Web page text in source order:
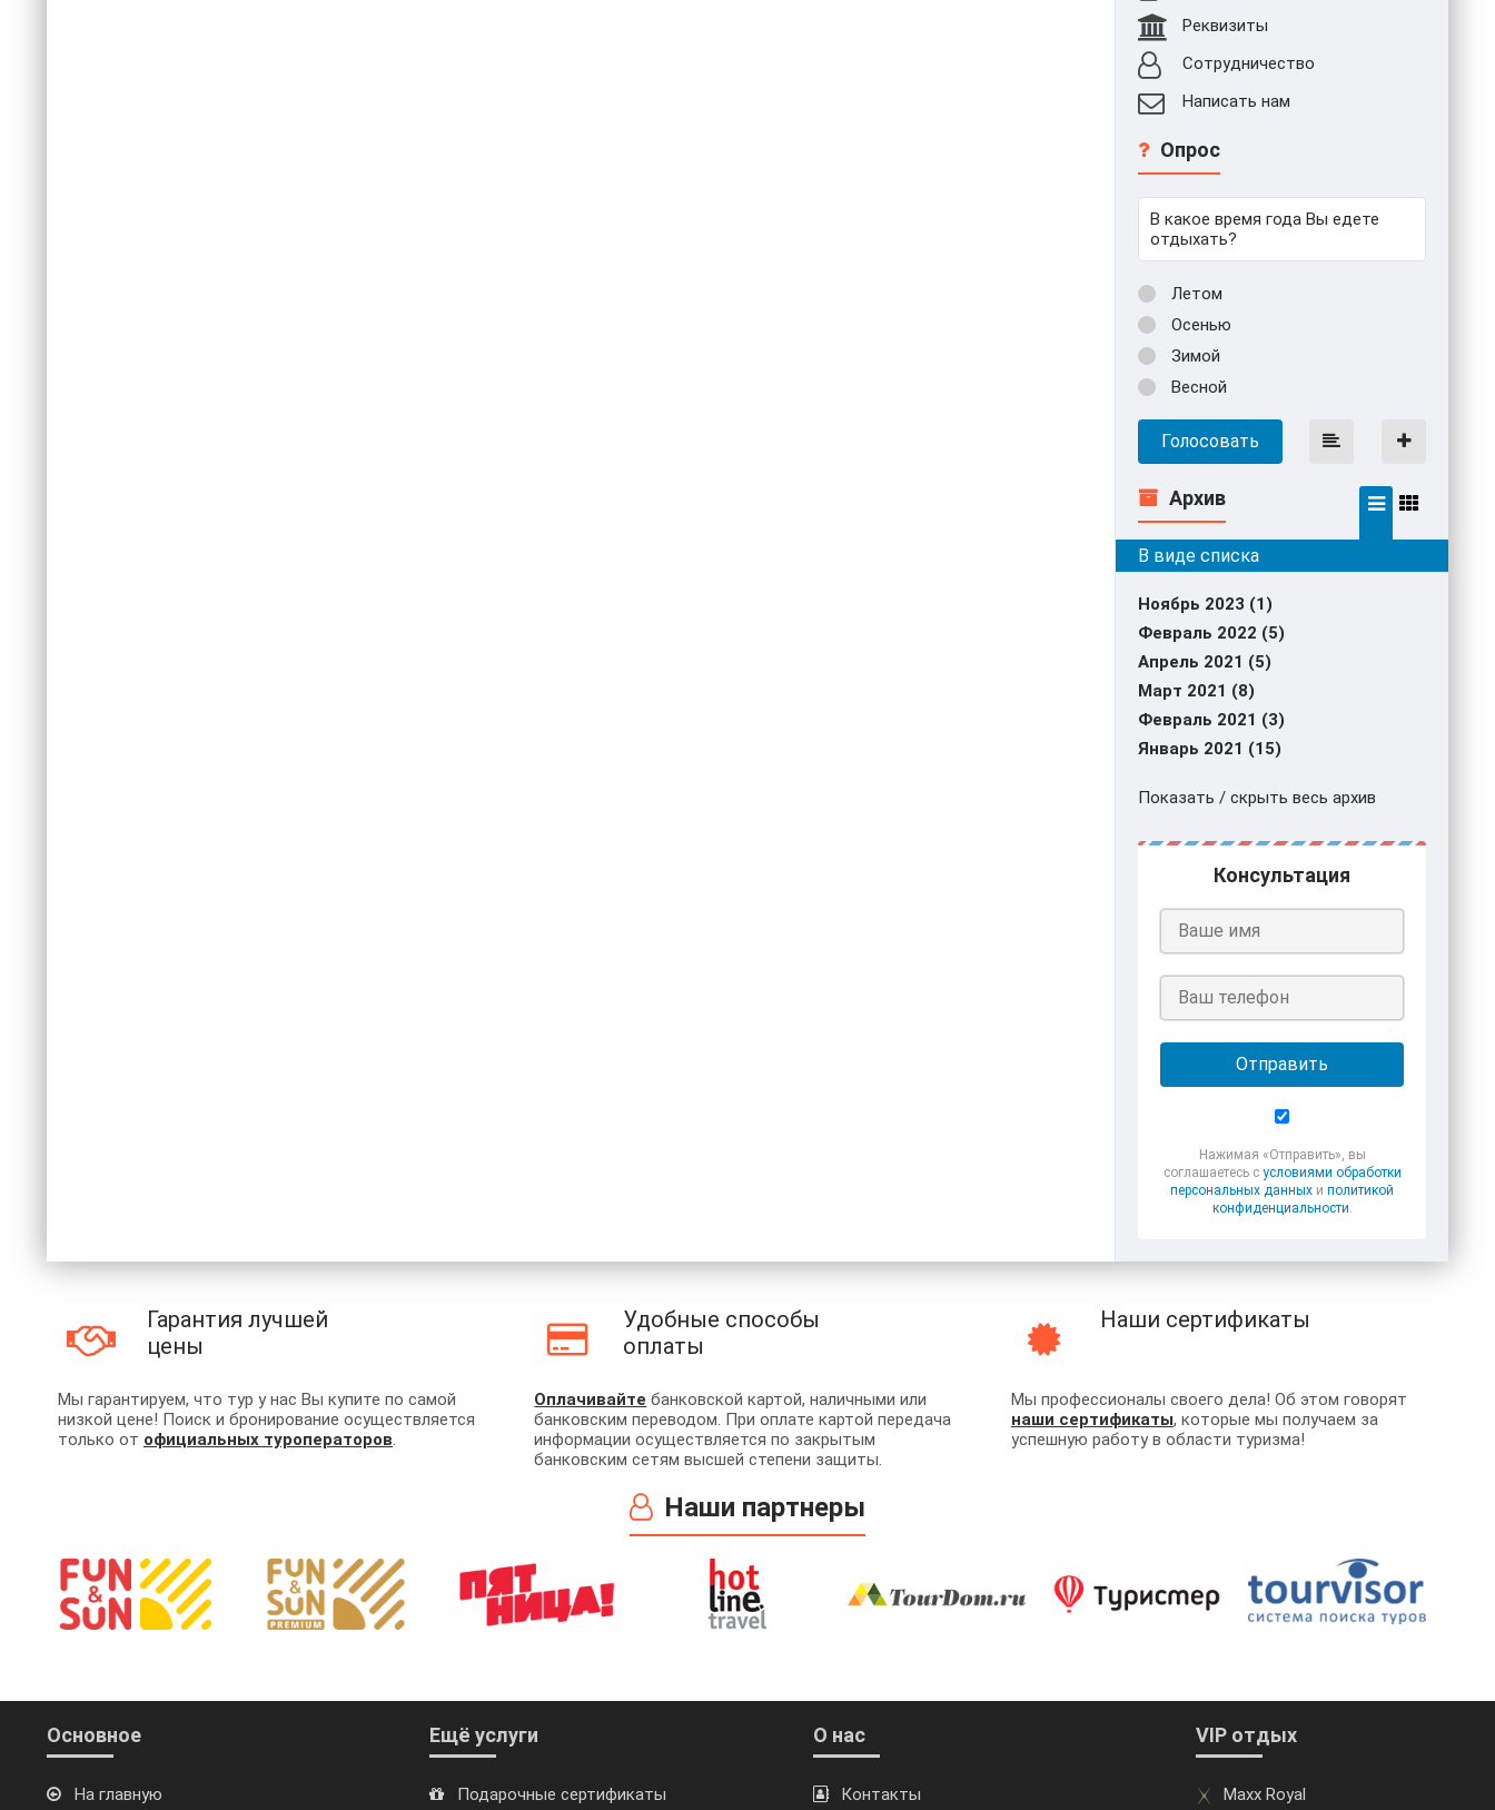
Реквизиты
Сотрудничество
Написать нам
Опрос
В какое время года Вы едете
отдыхать?
Летом
Осенью
Зимой
Весной
Голосовать
Архив
Ноябрь 2023 (1)
Февраль 2022 (5)
Апрель 2021 (5)
Март 2021 (8)
Февраль 2021 (3)
Январь 2021 (15)
Показать / скрыть весь архив
Консультация
Отправить
Нажимая «Отправить», вы
соглашаетесь с условиями обработки
персональных данных и политикой
конфиденциальности.
Гарантия лучшей
цены
Мы гарантируем, что тур у нас Вы купите по самой
низкой цене! Поиск и бронирование осуществляется
только от официальных туроператоров.
Удобные способы
оплаты
Оплачивайте банковской картой, наличными или
банковским переводом. При оплате картой передача
информации осуществляется по закрытым
банковским сетям высшей степени защиты.
Наши сертификаты
Мы профессионалы своего дела! Об этом говорят
наши сертификаты, которые мы получаем за
успешную работу в области туризма!
Наши партнеры
Основное
На главную
Ещё услуги
Подарочные сертификаты
О нас
Контакты
VIP отдых
Maxx Royal